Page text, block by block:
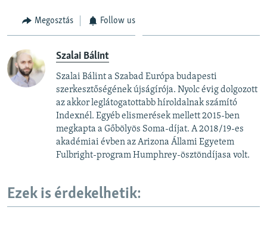
Megosztás Follow us
Szalai Bálint
Szalai Bálint a Szabad Európa budapesti
szerkesztőségének újságírója. Nyolc évig dolgozott
az akkor leglátogatottabb híroldalnak számító
Indexnél. Egyéb elismerések mellett 2015-ben
megkapta a Gőbölyös Soma-díjat. A 2018/19-es
akadémiai évben az Arizona Állami Egyetem
Fulbright-program Humphrey-ösztöndíjasa volt.
Ezek is érdekelhetik: